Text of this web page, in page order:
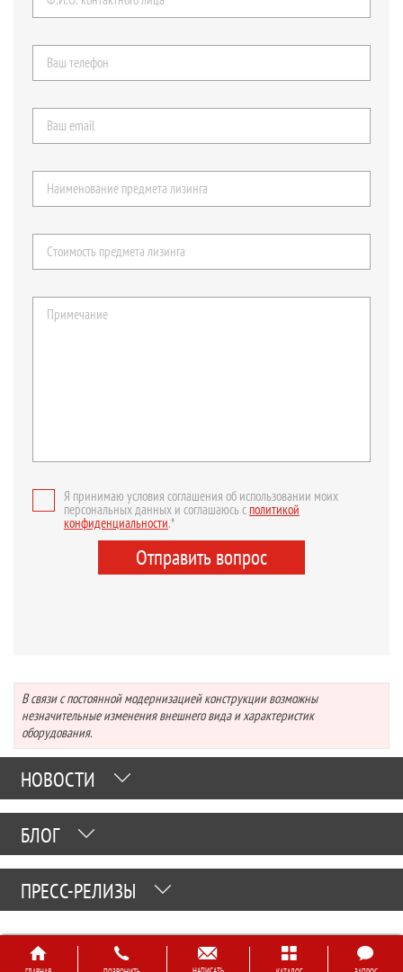
Я принимаю условия соглашения об использовании моих
персональных данных и соглашаюсь сполитикой
конфиденциальности.*
Отправить вопрос
В связи с постоянной модернизацией конструкции возможны
незначительные изменения внешнего вида и характеристик
оборудования.
НОВОСТИ
БЛОГ
ПРЕСС-РЕЛИЗЫ